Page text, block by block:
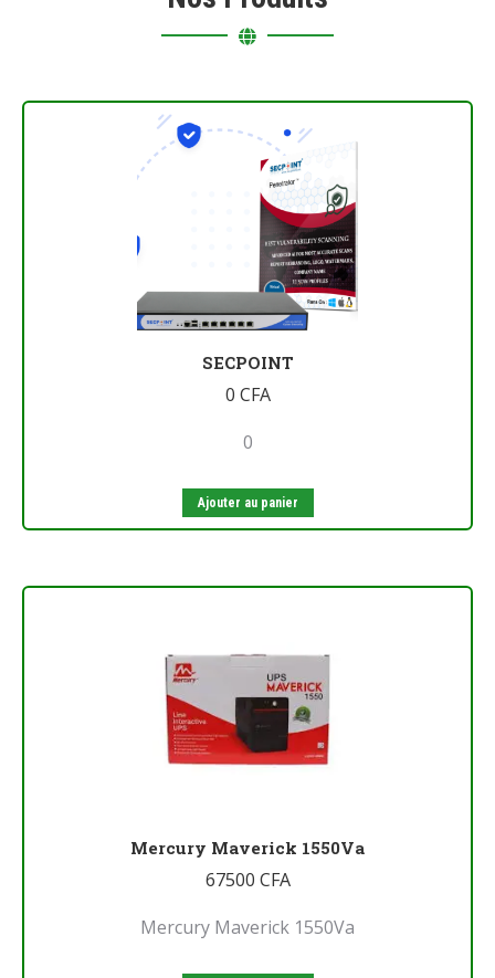
SECPOINT
0 CFA
0
Ajouter au panier
Mercury Maverick 1550Va
67500 CFA
Mercury Maverick 1550Va